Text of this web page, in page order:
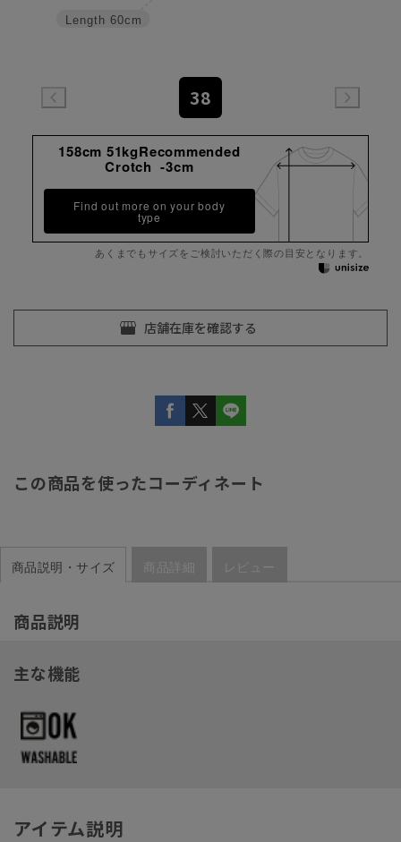
Length 60cm
38
158cm 51kgRecommended
Crotch -3cm
Find out more on your body
type
あくまでもサイズをご検討いただく際の目安となります。
この商品を使ったコーディネート
商品説明・サイズ 商品詳細 レビュー
商品説明
主な機能
アイテム説明